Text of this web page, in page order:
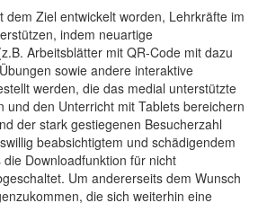
dem Ziel entwickelt worden, Lehrkräfte im
indem neuartige
Arbeitsblätter mit QR-Code mit dazu
sowie andere interaktive
werden, die das medial unterstützte
und den Unterricht mit Tablets bereichern
der stark gestiegenen Besucherzahl
beabsichtigtem und schädigendem
Downloadfunktion für nicht
Um andererseits dem Wunsch
die sich weiterhin eine